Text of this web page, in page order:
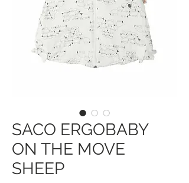
SACO ERGOBABY
ON THE MOVE
SHEEP